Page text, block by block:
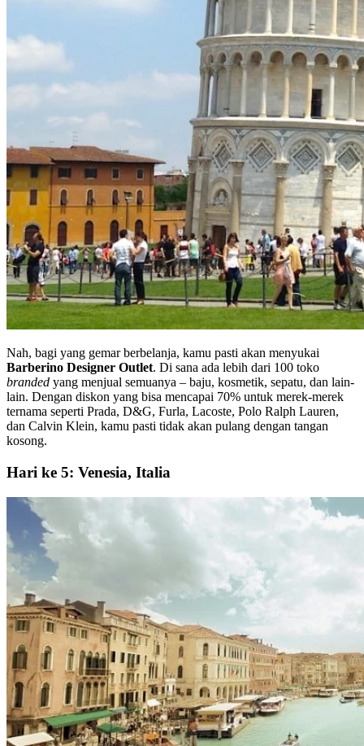
Nah, bagi yang gemar berbelanja, kamu pasti akan menyukai
Barberino Designer Outlet. Di sana ada lebih dari 100 toko
branded yang menjual semuanya – baju, kosmetik, sepatu, dan lain-
lain. Dengan diskon yang bisa mencapai 70% untuk merek-merek
ternama seperti Prada, D&G, Furla, Lacoste, Polo Ralph Lauren,
dan Calvin Klein, kamu pasti tidak akan pulang dengan tangan
kosong.
Hari ke 5: Venesia, Italia